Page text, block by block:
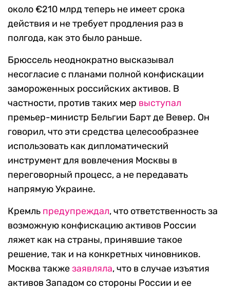
около €210 млрд теперь не имеет срока
действия и не требует продления раз в
полгода, как это было раньше.
Брюссель неоднократно высказывал
несогласие с планами полной конфискации
замороженных российских активов. В
частности, против таких мер выступал
премьер-министр Бельгии Барт де Вевер. Он
говорил, что эти средства целесообразнее
использовать как дипломатический
инструмент для вовлечения Москвы в
переговорный процесс, а не передавать
напрямую Украине.
Кремль предупреждал, что ответственность за
возможную конфискацию активов России
ляжет как на страны, принявшие такое
решение, так и на конкретных чиновников.
Москва такжезаявляла, что в случае изъятия
активов Западом со стороны России и ее